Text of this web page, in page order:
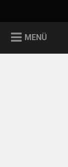
MENÜ